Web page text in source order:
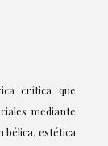
crítica que
mediante
estética